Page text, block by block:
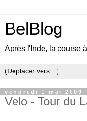
BelBlog
Après l'Inde, la course
vendredi 1 mai 2009
Velo - Tour du